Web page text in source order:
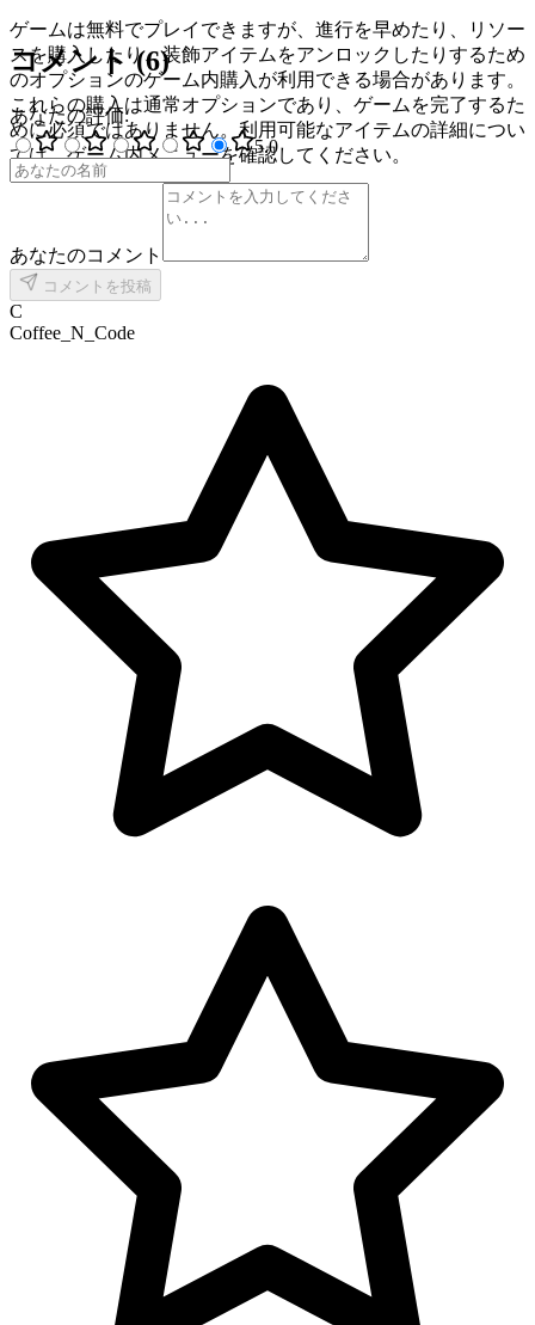
ゲームは無料でプレイできますが、進行を早めたり、リソー
スを購入したり、装飾アイテムをアンロックしたりするため
のオプションのゲーム内購入が利用できる場合があります。
これらの購入は通常オプションであり、ゲームを完了するた
めに必須ではありません。利用可能なアイテムの詳細につい
ては、ゲーム内メニューを確認してください。
コメント(6)
あなたの評価:
5.0
あなたのコメント
コメントを投稿
C
Coffee_N_Code